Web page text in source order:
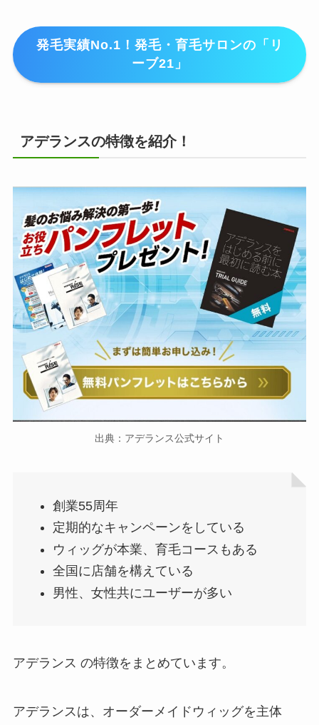
発毛実績No.1！発毛・育毛サロンの「リ
ーブ21」
アデランスの特徴を紹介！
出典：アデランス公式サイト
創業55周年
定期的なキャンペーンをしている
ウィッグが本業、育毛コースもある
全国に店舗を構えている
男性、女性共にユーザーが多い
アデランス の特徴をまとめています。
アデランスは、オーダーメイドウィッグを主体